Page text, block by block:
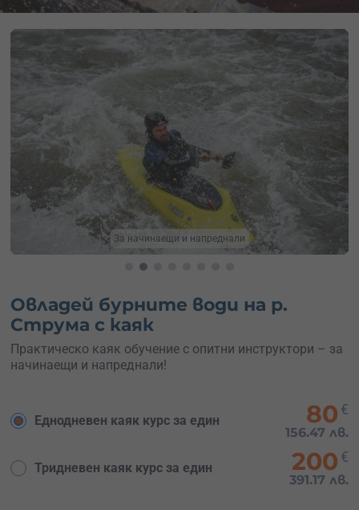
Греби уверено
Овладей бурните води на р.
Струма с каяк
Практическо каяк обучение с опитни инструктори – за
начинаещи и напреднали!
Еднодневен каяк курс за един 80 €
156.47 лв.
Тридневен каяк курс за един 200 €
391.17 лв.